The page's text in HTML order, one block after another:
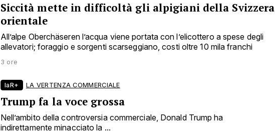
Siccità mette in difficoltà gli alpigiani della Svizzera
orientale
All’alpe Oberchäseren l’acqua viene portata con l’elicottero a spese degli
allevatori; foraggio e sorgenti scarseggiano, costi oltre 10 mila franchi
3 ore
laR+ LA VERTENZA COMMERCIALE
Trump fa la voce grossa
Nell’ambito della controversia commerciale, Donald Trump ha
indirettamente minacciato la ...